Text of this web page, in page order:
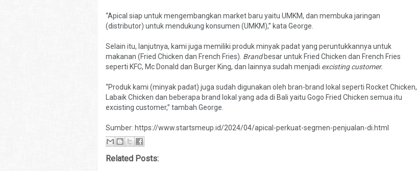
“Apical siap untuk mengembangkan market baru yaitu UMKM, dan membuka jaringan
(distributor) untuk mendukung konsumen (UMKM),” kata George.
Selain itu, lanjutnya, kami juga memiliki produk minyak padat yang peruntukkannya untuk
makanan (Fried Chicken dan French Fries). Brandbesar untuk Fried Chicken dan French Fries
seperti KFC, Mc Donald dan Burger King, dan lainnya sudah menjadi excisting customer.
“Produk kami (minyak padat) juga sudah digunakan oleh bran-brand lokal seperti Rocket Chicken,
Labaik Chicken dan beberapa brand lokal yang ada di Bali yaitu Gogo Fried Chicken semua itu
excisting customer,” tambah George.
Sumber: https://www.startsmeup.id/2024/04/apical-perkuat-segmen-penjualan-di.html
Related Posts: